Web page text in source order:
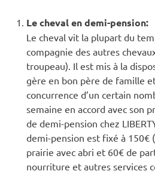
Le cheval en demi-pension:
Le cheval vit la plupart du
compagnie des autres
troupeau). Il est mis à la
gère en bon père de famille
concurrence d’un certain
semaine en accord avec son
de demi-pension chez
demi-pension est fixé à 150€
prairie avec abri et 60€ de
nourriture et autres services